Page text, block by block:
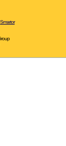
Smartor